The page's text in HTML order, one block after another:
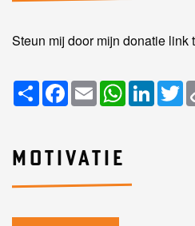
Steun mij door mijn donatie
ShareFacebook
EmailWhatsApp
MOTIVATIE